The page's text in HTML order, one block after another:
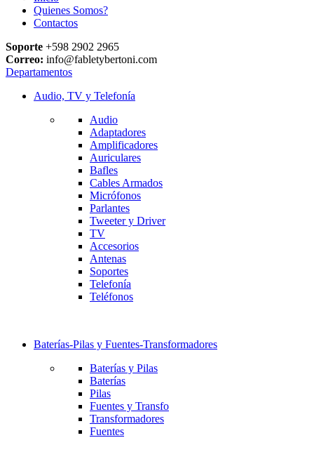
Quienes Somos?
Contactos
Soporte +598 2902 2965
Correo: info@fabletybertoni.com
Departamentos
Audio, TV y Telefonía
Audio
Adaptadores
Amplificadores
Auriculares
Bafles
Cables Armados
Micrófonos
Parlantes
Tweeter y Driver
TV
Accesorios
Antenas
Soportes
Telefonía
Teléfonos
Baterías-Pilas y Fuentes-Transformadores
Baterías y Pilas
Baterías
Pilas
Fuentes y Transfo
Transformadores
Fuentes